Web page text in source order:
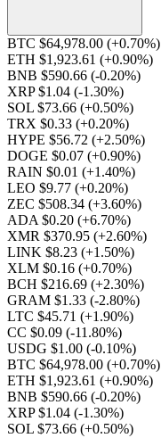
BTC $64,978.00 (+0.70%)
ETH $1,923.61 (+0.90%)
BNB $590.66 (-0.20%)
XRP $1.04 (-1.30%)
SOL $73.66 (+0.50%)
TRX $0.33 (+0.20%)
HYPE $56.72 (+2.50%)
DOGE $0.07 (+0.90%)
RAIN $0.01 (+1.40%)
LEO $9.77 (+0.20%)
ZEC $508.34 (+3.60%)
ADA $0.20 (+6.70%)
XMR $370.95 (+2.60%)
LINK $8.23 (+1.50%)
XLM $0.16 (+0.70%)
BCH $216.69 (+2.30%)
GRAM $1.33 (-2.80%)
LTC $45.71 (+1.90%)
CC $0.09 (-11.80%)
USDG $1.00 (-0.10%)
BTC $64,978.00 (+0.70%)
ETH $1,923.61 (+0.90%)
BNB $590.66 (-0.20%)
XRP $1.04 (-1.30%)
SOL $73.66 (+0.50%)